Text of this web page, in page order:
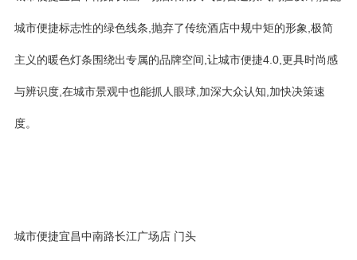
城市便捷标志性的绿色线条,抛弃了传统酒店中规中矩的形象,极简
主义的暖色灯条围绕出专属的品牌空间,让城市便捷4.0,更具时尚感
与辨识度,在城市景观中也能抓人眼球,加深大众认知,加快决策速
度。
城市便捷宜昌中南路长江广场店 门头